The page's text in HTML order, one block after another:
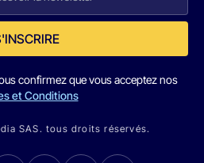
confirmez que vous acceptez nos
et Conditions
SAS. tous droits réservés.